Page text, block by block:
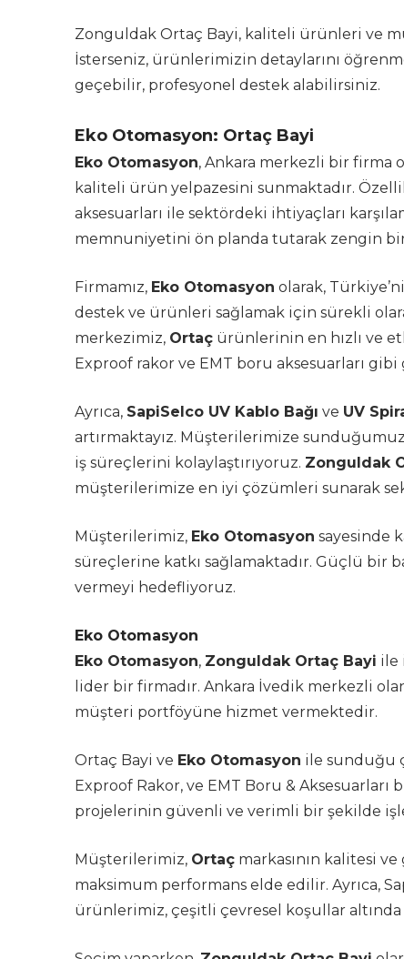
Zonguldak Ortaç Bayi, kaliteli ürünleri ve
İsterseniz, ürünlerimizin detaylarını
geçebilir, profesyonel destek alabilirsiniz.
Eko Otomasyon: Ortaç Bayi
Eko Otomasyon, Ankara merkezli bir firma
kaliteli ürün yelpazesini sunmaktadır.
aksesuarları ile sektördeki ihtiyaçları
memnuniyetini ön planda tutarak zengin
Firmamız, Eko Otomasyon olarak,
destek ve ürünleri sağlamak için sürekli
merkezimiz, Ortaç ürünlerinin en hızlı ve
Exproof rakor ve EMT boru aksesuarları
Ayrıca, SapiSelco UV Kablo Bağı ve UV
artırmaktayız. Müşterilerimize
iş süreçlerini kolaylaştırıyoruz. Zonguldak
müşterilerimize en iyi çözümleri sunarak
Müşterilerimiz, Eko Otomasyon sayesinde
süreçlerine katkı sağlamaktadır. Güçlü bir
vermeyi hedefliyoruz.
Eko Otomasyon
Eko Otomasyon, Zonguldak Ortaç Bayi ile
lider bir firmadır. Ankara İvedik merkezli
müşteri portföyüne hizmet vermektedir.
Ortaç Bayi ve Eko Otomasyon ile sunduğu
Exproof Rakor, ve EMT Boru &
projelerinin güvenli ve verimli bir şekilde
Müşterilerimiz, Ortaç markasının kalitesi
maksimum performans elde edilir. Ayrıca,
ürünlerimiz, çeşitli çevresel koşullar altında